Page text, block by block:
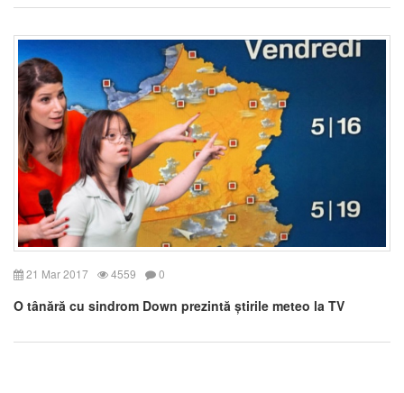
21 Mar 2017 4559 0
O tânără cu sindrom Down prezintă știrile meteo la TV